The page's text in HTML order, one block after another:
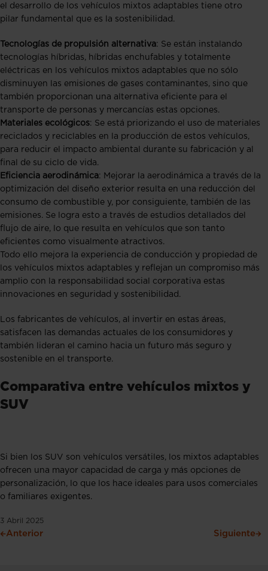
el desarrollo de los vehículos mixtos adaptables tiene otro
pilar fundamental que es la sostenibilidad.
Tecnologías de propulsión alternativa: Se están instalando
tecnologías híbridas, híbridas enchufables y totalmente
eléctricas en los vehículos mixtos adaptables que no sólo
disminuyen las emisiones de gases contaminantes, sino que
también proporcionan una alternativa eficiente para el
transporte de personas y mercancías estas opciones.
Materiales ecológicos: Se está priorizando el uso de materiales
reciclados y reciclables en la producción de estos vehículos,
para reducir el impacto ambiental durante su fabricación y al
final de su ciclo de vida.
Eficiencia aerodinámica: Mejorar la aerodinámica a través de la
optimización del diseño exterior resulta en una reducción del
consumo de combustible y, por consiguiente, también de las
emisiones. Se logra esto a través de estudios detallados del
flujo de aire, lo que resulta en vehículos que son tanto
eficientes como visualmente atractivos.
Todo ello mejora la experiencia de conducción y propiedad de
los vehículos mixtos adaptables y reflejan un compromiso más
amplio con la responsabilidad social corporativa estas
innovaciones en seguridad y sostenibilidad.
Los fabricantes de vehículos, al invertir en estas áreas,
satisfacen las demandas actuales de los consumidores y
también lideran el camino hacia un futuro más seguro y
sostenible en el transporte.
Comparativa entre vehículos mixtos y
SUV
Si bien los SUV son vehículos versátiles, los mixtos adaptables
ofrecen una mayor capacidad de carga y más opciones de
personalización, lo que los hace ideales para usos comerciales
o familiares exigentes.
3 Abril 2025
Anterior Siguiente